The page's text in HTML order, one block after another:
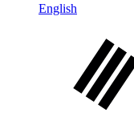
English